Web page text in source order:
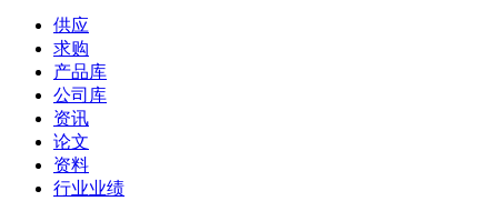
供应
求购
产品库
公司库
资讯
论文
资料
行业业绩